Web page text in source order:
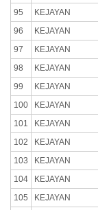
95
KEJAYAN
96
KEJAYAN
97
KEJAYAN
98
KEJAYAN
99
KEJAYAN
100
KEJAYAN
101
KEJAYAN
102
KEJAYAN
103
KEJAYAN
104
KEJAYAN
105
KEJAYAN